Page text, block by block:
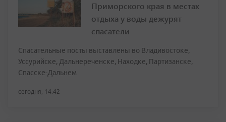
Приморского края в местах
отдыха у воды дежурят
спасатели
Спасательные посты выставлены во Владивостоке,
Уссурийске, Дальнереченске, Находке, Партизанске,
Спасске-Дальнем
сегодня, 14:42